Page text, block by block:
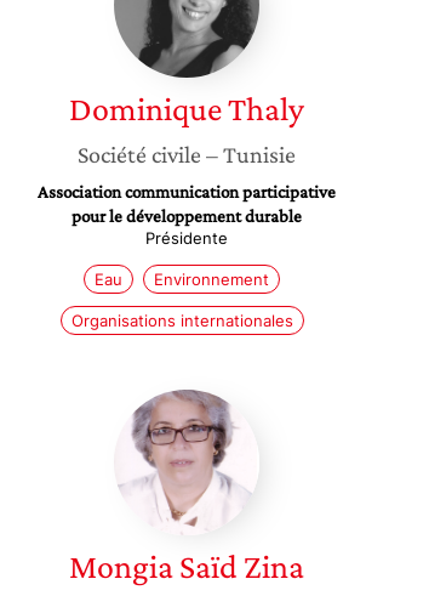
DominiqueThaly
Société civile – Tunisie
Association communication participative
pour le développement durable
Présidente
Eau Environnement
Organisations internationales
Mongia
Saïd
Zina
MongiaSaïd Zina